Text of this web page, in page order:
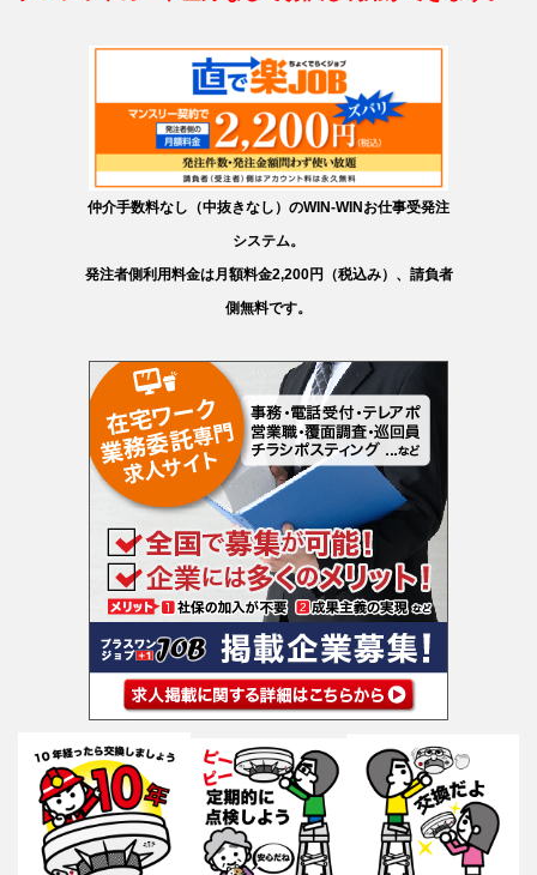
仲介手数料なし（中抜きなし）のWIN-WINお仕事受発注
システム。
発注者側利用料金は月額料金2,200円（税込み）、請負者
側無料です。